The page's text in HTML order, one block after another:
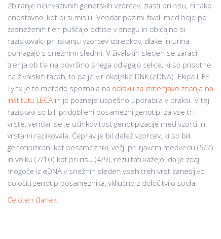
Zbiranje neinvazivnih genetskih vzorcev, zlasti pri risu, ni tako
enostavno, kot bi si mislili. Vendar pozimi živali med hojo po
zasneženih tleh puščajo odtise v snegu in običajno si
raziskovalci pri iskanju vzorcev iztrebkov, dlake in urina
pomagajo s snežnimi sledmi. V živalskih sledeh se zaradi
trenja ob tla na površino snega odlagajo celice, ki so prisotne
na živalskih tacah, to pa je vir okoljske DNK (eDNA). Ekipa LIFE
Lynx je to metodo spoznala na obisku za izmenjavo znanja na
inštitutu LECA in jo pozneje uspešno uporabila v praksi. V tej
raziskavi so bili pridobljeni posamezni genotipi za vse tri
vrste, vendar se je učinkovitost genotipizacije med vzorci in
vrstami razlikovala. Čeprav je bil delež vzorcev, ki so bili
genotipizirani kot posamezniki, večji pri rjavem medvedu (5/7)
in volku (7/10) kot pri risu (4/9), rezultati kažejo, da je zdaj
mogoče iz eDNA v snežnih sledeh vseh treh vrst zanesljivo
določiti genotip posameznika, vključno z določitvijo spola.
Celoten članek